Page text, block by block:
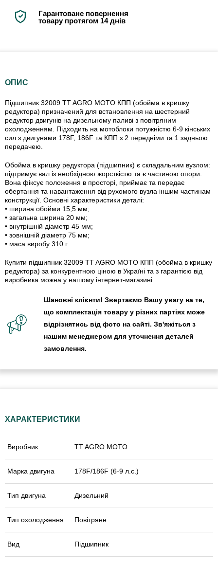
Гарантоване повернення
товару протягом 14 днів
ОПИС
Підшипник 32009 TT AGRO MOTO КПП (обойма в кришку
редуктора) призначений для встановлення на шестерний
редуктор двигунів на дизельному паливі з повітряним
охолодженням. Підходить на мотоблоки потужністю 6-9 кінських
сил з двигунами 178F, 186F та КПП з 2 передніми та 1 задньою
передачею.
Обойма в кришку редуктора (підшипник) є складальним вузлом:
підтримує вал із необхідною жорсткістю та є частиною опори.
Вона фіксує положення в просторі, приймає та передає
обертання та навантаження від рухомого вузла іншим частинам
конструкції. Основні характеристики деталі:
• ширина обойми 15,5 мм;
• загальна ширина 20 мм;
• внутрішній діаметр 45 мм;
• зовнішній діаметр 75 мм;
• маса виробу 310 г.
Купити підшипник 32009 TT AGRO MOTO КПП (обойма в кришку
редуктора) за конкурентною ціною в Україні та з гарантією від
виробника можна у нашому інтернет-магазині.
Шановні клієнти! Звертаємо Вашу увагу на те,
що комплектація товару у різних партіях може
відрізнятись від фото на сайті. Зв'яжіться з
нашим менеджером для уточнення деталей
замовлення.
ХАРАКТЕРИСТИКИ
Виробник TT AGRO MOTO
Марка двигуна 178F/186F (6-9 л.с.)
Тип двигуна Дизельний
Тип охолодження Повітряне
Вид Підшипник